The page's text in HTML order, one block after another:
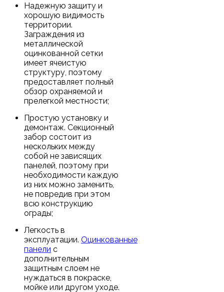
Надежную защиту и
хорошую видимость
территории.
Заграждения из
металлической
оцинкованной сетки
имеет ячеистую
структуру, поэтому
предоставляет полный
обзор охраняемой и
прелегкой местности;
Простую установку и
демонтаж. Секционный
забор состоит из
нескольких между
собой не зависящих
панелей, поэтому при
необходимости каждую
из них можно заменить,
не повредив при этом
всю конструкцию
ограды;
Легкость в
эксплуатации. Оцинкованные
панели с
дополнительным
защитным слоем не
нуждаться в покраске,
мойке или другом уходе.